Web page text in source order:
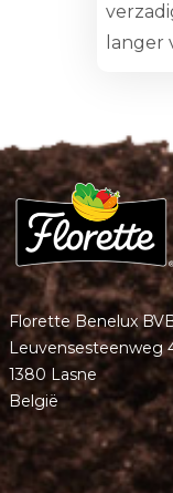
langer
Florette Benelux
Leuvensesteenweg
1380 Lasne
België